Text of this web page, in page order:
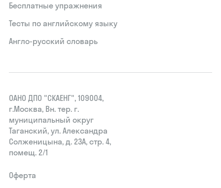
Бесплатные упражнения
Тесты по английскому языку
Англо-русский словарь
ОАНО ДПО "СКАЕНГ", 109004,
г.Москва, Вн. тер. г.
муниципальный округ
Таганский, ул. Александра
Солженицына, д. 23А, стр. 4,
помещ. 2/1
Оферта